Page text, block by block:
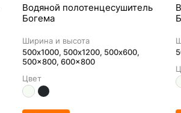
Водяной полотенцесушитель
Богема
Ширина и высота
500х1000, 500х1200, 500x600,
500x800, 600x800
Цвет